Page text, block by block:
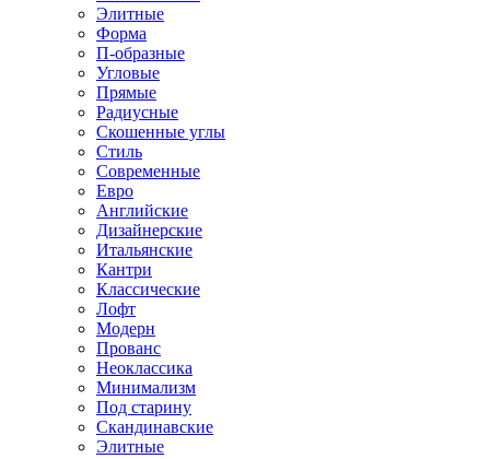
Элитные
Форма
П-образные
Угловые
Прямые
Радиусные
Скошенные углы
Стиль
Современные
Евро
Английские
Дизайнерские
Итальянские
Кантри
Классические
Лофт
Модерн
Прованс
Неоклассика
Минимализм
Под старину
Скандинавские
Элитные